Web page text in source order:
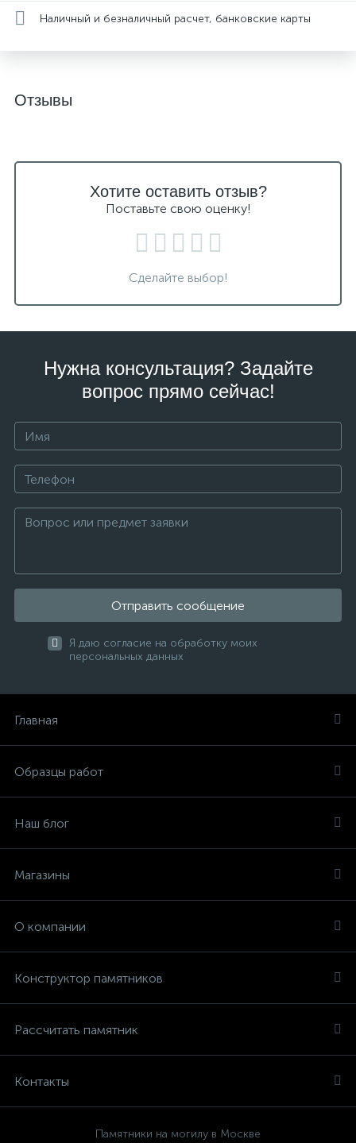
Наличный и безналичный расчет, банковские карты
Отзывы
Хотите оставить отзыв?
Поставьте свою оценку!
Сделайте выбор!
Нужна консультация? Задайте
вопрос прямо сейчас!
Отправить сообщение
Я даю согласие на обработку моих
персональных данных
Главная
Образцы работ
Наш блог
Магазины
О компании
Конструктор памятников
Рассчитать памятник
Контакты
Памятники на могилу в Москве